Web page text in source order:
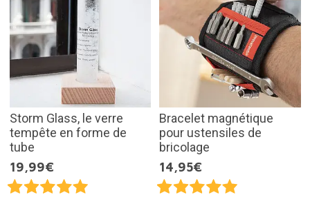
Storm Glass, le verre
tempête en forme de
tube
19,99€
Bracelet magnétique
pour ustensiles de
bricolage
14,95€